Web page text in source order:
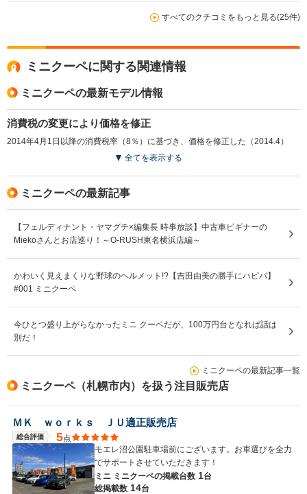
すべてのクチコミをもっと見る(25件)
ミニクーペに関する関連情報
ミニクーペの最新モデル情報
消費税の変更により価格を修正
2014年4月1日以降の消費税率（8％）に基づき、価格を修正した（2014.4）
全てを表示する
ミニクーペの最新記事
【フェルディナント・ヤマグチ×編集長 時事放談】中古車ビギナーの
Miekoさんとお店巡り！～O-RUSH東名横浜店編～
かわいく見えまくりな野球のヘルメット!?【吉田由美の勝手にハピバ】
#001 ミニクーペ
今ひとつ盛り上がらなかったミニ クーペだが、100万円台となれば話は
別だ！
ミニクーペの最新記事一覧
ミニクーペ（札幌市内）を扱う注目販売店
ＭＫ ｗｏｒｋｓ ＪＵ適正販売店
総合評価 5点
モエレ沼公園駐車場前にございます。お車選びを全力
でサポートさせていただきます！
ミニ ミニクーペの掲載台数 1台
総掲載数 14台